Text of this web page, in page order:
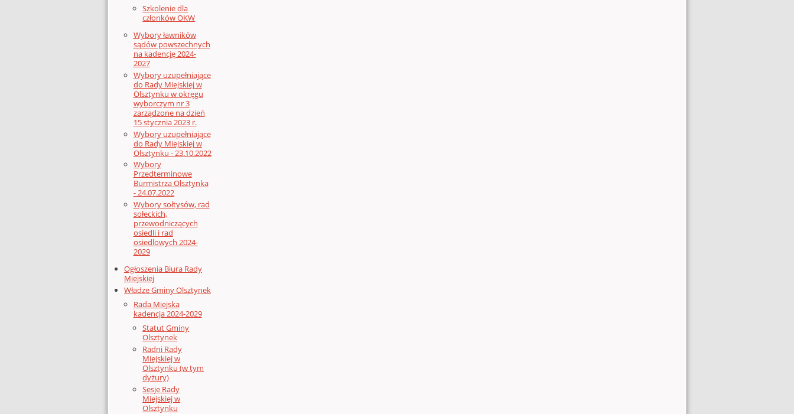
Szkolenie dla
członków OKW
Wybory ławników
sądów powszechnych
na kadencję 2024-
2027
Wybory uzupełniające
do Rady Miejskiej w
Olsztynku w okręgu
wyborczym nr 3
zarządzone na dzień
15 stycznia 2023 r.
Wybory uzupełniające
do Rady Miejskiej w
Olsztynku - 23.10.2022
Wybory
Przedterminowe
Burmistrza Olsztynka
- 24.07.2022
Wybory sołtysów, rad
sołeckich,
przewodniczących
osiedli i rad
osiedlowych 2024-
2029
Ogłoszenia Biura Rady
Miejskiej
Władze Gminy Olsztynek
Rada Miejska
kadencja 2024-2029
Statut Gminy
Olsztynek
Radni Rady
Miejskiej w
Olsztynku (w tym
dyżury)
Sesje Rady
Miejskiej w
Olsztynku